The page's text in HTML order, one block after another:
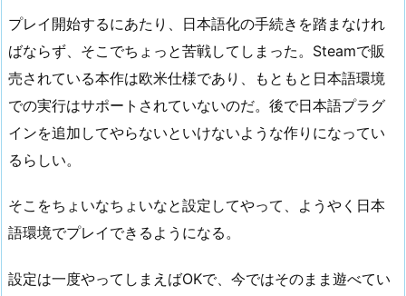
プレイ開始するにあたり、日本語化の手続きを踏まなけれ
ばならず、そこでちょっと苦戦してしまった。Steamで販
売されている本作は欧米仕様であり、もともと日本語環境
での実行はサポートされていないのだ。後で日本語プラグ
インを追加してやらないといけないような作りになってい
るらしい。
そこをちょいなちょいなと設定してやって、ようやく日本
語環境でプレイできるようになる。
設定は一度やってしまえばOKで、今ではそのまま遊べてい